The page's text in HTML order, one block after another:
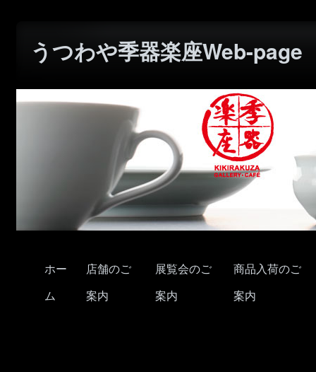
うつわや季器楽座Web-page
ホー
ム
店舗のご
案内
展覧会のご
案内
商品入荷のご
案内